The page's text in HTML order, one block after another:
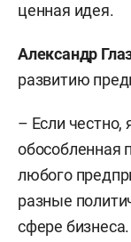
ценная идея.
Александр
развитию
– Если честно,
обособленная
любого
разные
сфере